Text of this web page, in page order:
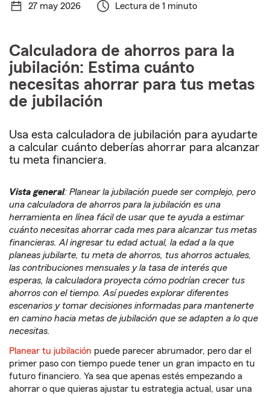
27 may 2026 Lectura de 1 minuto
Calculadora de ahorros para la
jubilación: Estima cuánto
necesitas ahorrar para tus metas
de jubilación
Usa esta calculadora de jubilación para ayudarte
a calcular cuánto deberías ahorrar para alcanzar
tu meta financiera.
Vista general: Planear la jubilación puede ser complejo, pero
una calculadora de ahorros para la jubilación es una
herramienta en línea fácil de usar que te ayuda a estimar
cuánto necesitas ahorrar cada mes para alcanzar tus metas
financieras. Al ingresar tu edad actual, la edad a la que
planeas jubilarte, tu meta de ahorros, tus ahorros actuales,
las contribuciones mensuales y la tasa de interés que
esperas, la calculadora proyecta cómo podrían crecer tus
ahorros con el tiempo. Así puedes explorar diferentes
escenarios y tomar decisiones informadas para mantenerte
en camino hacia metas de jubilación que se adapten a lo que
necesitas.
Planear tu jubilación puede parecer abrumador, pero dar el
primer paso con tiempo puede tener un gran impacto en tu
futuro financiero. Ya sea que apenas estés empezando a
ahorrar o que quieras ajustar tu estrategia actual, usar una